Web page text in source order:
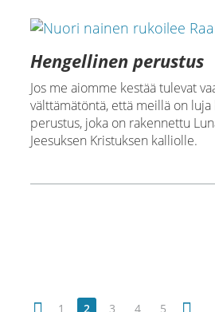
Hengellinen perustus
Jos me aiomme kestää tulevat
välttämätöntä, että meillä on
perustus, joka on rakennettu
Jeesuksen Kristuksen kalliolle.
1 2 3 4 5